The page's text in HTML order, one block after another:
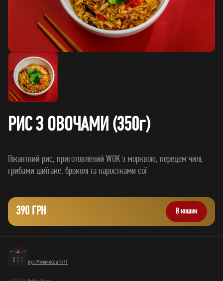
РИС З ОВОЧАМИ (350г)
Пікантний рис, приготовлений WOK з морквою, перецем чилі,
390 ГРН В кошик
вул. Мечникова 14/1